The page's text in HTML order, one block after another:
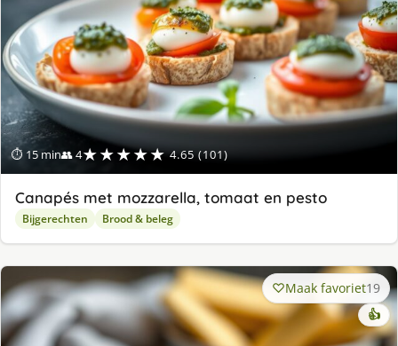
⏱ 15 min👥 4★★★★★ 4.65 (101)
Canapés met mozzarella, tomaat en pesto
Bijgerechten Brood & beleg
Maak favoriet19
👍